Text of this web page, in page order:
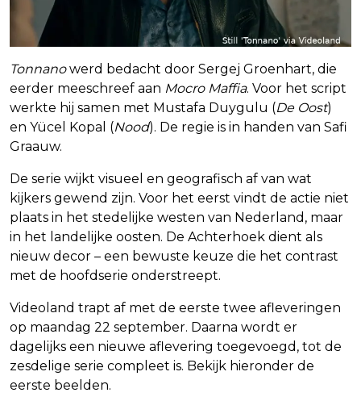
Tonnanowerd bedacht door Sergej Groenhart, die
eerder meeschreef aan Mocro Maffia. Voor het script
werkte hij samen met Mustafa Duygulu (De Oost)
en Yücel Kopal (Nood). De regie is in handen van Safi
Graauw.
De serie wijkt visueel en geografisch af van wat
kijkers gewend zijn. Voor het eerst vindt de actie niet
plaats in het stedelijke westen van Nederland, maar
in het landelijke oosten. De Achterhoek dient als
nieuw decor – een bewuste keuze die het contrast
met de hoofdserie onderstreept.
Videoland trapt af met de eerste twee afleveringen
op maandag 22 september. Daarna wordt er
dagelijks een nieuwe aflevering toegevoegd, tot de
zesdelige serie compleet is. Bekijk hieronder de
eerste beelden.